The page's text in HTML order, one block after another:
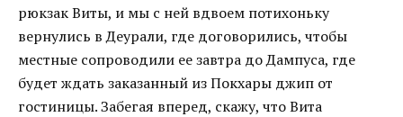
рюкзак Виты, и мы с ней вдвоем потихоньку
вернулись в Деурали, где договорились, чтобы
местные сопроводили ее завтра до Дампуса, где
будет ждать заказанный из Покхары джип от
гостиницы. Забегая вперед, скажу, что Вита